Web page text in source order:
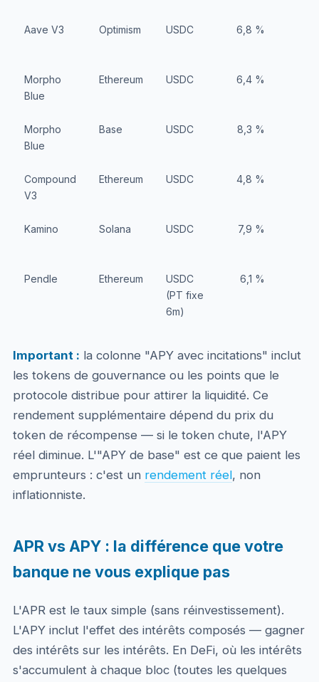
Aave V3 Optimism USDC 6,8 %
Morpho
Blue
Ethereum USDC 6,4 %
Morpho
Blue
Base USDC 8,3 %
Compound
V3
Ethereum USDC 4,8 %
Kamino Solana USDC 7,9 %
Pendle Ethereum
USDC
(PT fixe
6m)
6,1 %
Important : la colonne "APY avec incitations" inclut
les tokens de gouvernance ou les points que le
protocole distribue pour attirer la liquidité. Ce
rendement supplémentaire dépend du prix du
token de récompense — si le token chute, l'APY
réel diminue. L'"APY de base" est ce que paient les
emprunteurs : c'est un rendement réel, non
inflationniste.
APR vs APY : la différence que votre
banque ne vous explique pas
L'APR est le taux simple (sans réinvestissement).
L'APY inclut l'effet des intérêts composés — gagner
des intérêts sur les intérêts. En DeFi, où les intérêts
s'accumulent à chaque bloc (toutes les quelques